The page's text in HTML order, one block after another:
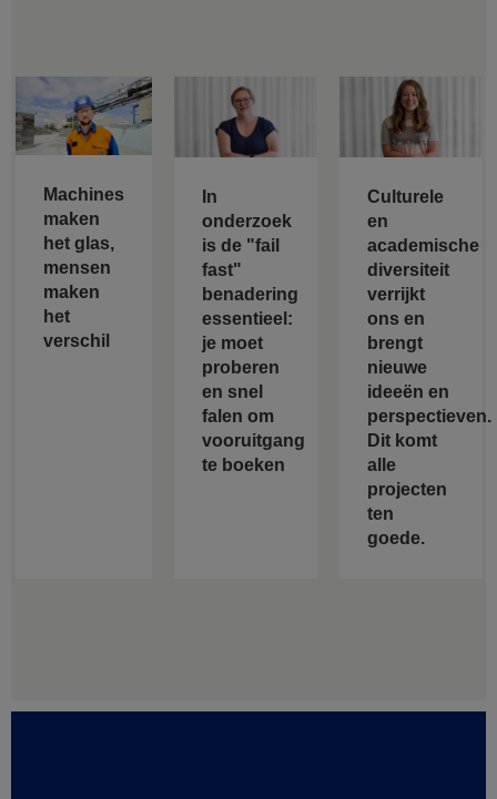
Machines
maken
het glas,
mensen
maken
het
verschil
In
onderzoek
is de "fail
fast"
benadering
essentieel:
je moet
proberen
en snel
falen om
vooruitgang
te boeken
Culturele
en
academische
diversiteit
verrijkt
ons en
brengt
nieuwe
ideeën en
perspectieven.
Dit komt
alle
projecten
ten
goede.